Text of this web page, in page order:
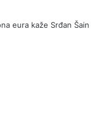
eura kaže Srđan Šain